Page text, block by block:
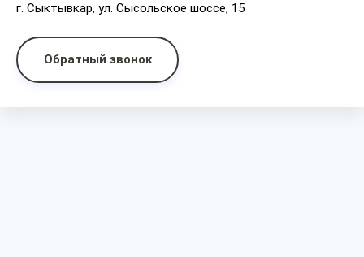
г. Сыктывкар, ул. Сысольское шоссе, 15
Обратный звонок